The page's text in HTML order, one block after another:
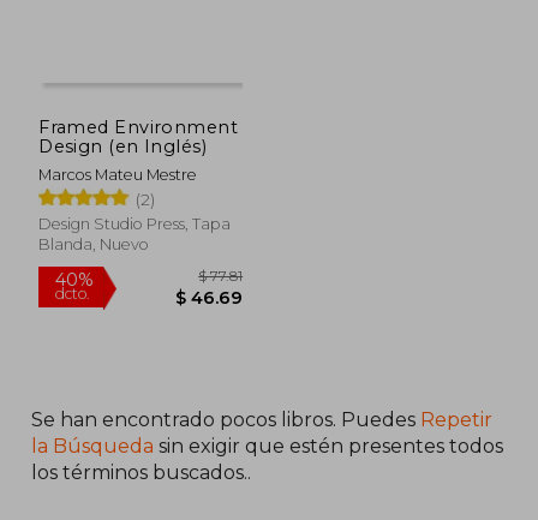
45%
dcto.
Framed Environment
Design (en Inglés)
Marcos Mateu Mestre
(2)
Design Studio Press, Tapa
Blanda, Nuevo
Se han encontrado pocos libros. Puedes Repetir
la Búsqueda sin exigir que estén presentes todos
los términos buscados..